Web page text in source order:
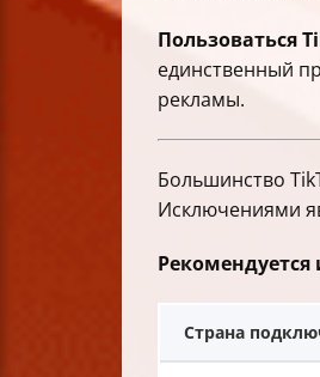
Пользоваться
единственный
рекламы.
Большинство
Исключениями
Рекомендуется
Страна